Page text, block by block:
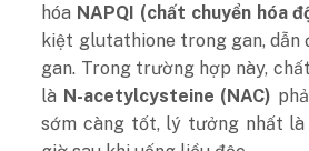
hóa NAPQI (chất chuyển hóa
kiệt glutathione trong gan, dẫn
gan. Trong trường hợp này,
là N-acetylcysteine (NAC)
sớm càng tốt, lý tưởng nhất là